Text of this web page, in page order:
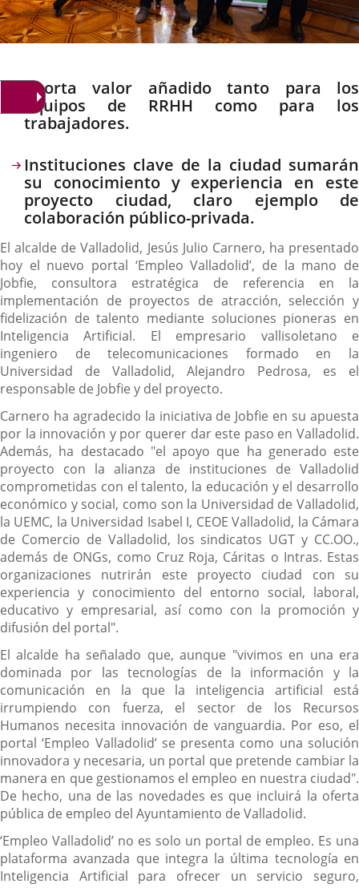
Descripción
Aporta valor añadido tanto para los
equipos de RRHH como para los
trabajadores.
Instituciones clave de la ciudad sumarán
su conocimiento y experiencia en este
proyecto ciudad, claro ejemplo de
colaboración público-privada.
El alcalde de Valladolid, Jesús Julio Carnero, ha presentado
hoy el nuevo portal ‘Empleo Valladolid’, de la mano de
Jobfie, consultora estratégica de referencia en la
implementación de proyectos de atracción, selección y
fidelización de talento mediante soluciones pioneras en
Inteligencia Artificial. El empresario vallisoletano e
ingeniero de telecomunicaciones formado en la
Universidad de Valladolid, Alejandro Pedrosa, es el
responsable de Jobfie y del proyecto.
Carnero ha agradecido la iniciativa de Jobfie en su apuesta
por la innovación y por querer dar este paso en Valladolid.
Además, ha destacado "el apoyo que ha generado este
proyecto con la alianza de instituciones de Valladolid
comprometidas con el talento, la educación y el desarrollo
económico y social, como son la Universidad de Valladolid,
la UEMC, la Universidad Isabel I, CEOE Valladolid, la Cámara
de Comercio de Valladolid, los sindicatos UGT y CC.OO.,
además de ONGs, como Cruz Roja, Cáritas o Intras. Estas
organizaciones nutrirán este proyecto ciudad con su
experiencia y conocimiento del entorno social, laboral,
educativo y empresarial, así como con la promoción y
difusión del portal".
El alcalde ha señalado que, aunque "vivimos en una era
dominada por las tecnologías de la información y la
comunicación en la que la inteligencia artificial está
irrumpiendo con fuerza, el sector de los Recursos
Humanos necesita innovación de vanguardia. Por eso, el
portal ‘Empleo Valladolid’ se presenta como una solución
innovadora y necesaria, un portal que pretende cambiar la
manera en que gestionamos el empleo en nuestra ciudad".
De hecho, una de las novedades es que incluirá la oferta
pública de empleo del Ayuntamiento de Valladolid.
‘Empleo Valladolid’ no es solo un portal de empleo. Es una
plataforma avanzada que integra la última tecnología en
Inteligencia Artificial para ofrecer un servicio seguro,